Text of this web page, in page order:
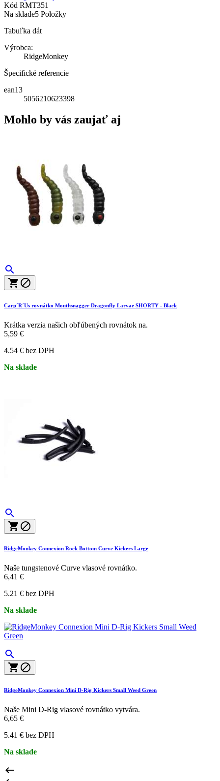
Kód RMT351
Na sklade5 Položky
Tabuľka dát
Výrobca:
RidgeMonkey
Špecifické referencie
ean13
5056210623398
Mohlo by vás zaujať aj

 
Carp´R´Us rovnátko Mouthsnagger Dragonfly Larvae SHORTY - Black
Krátka verzia našich obľúbených rovnátok na.
5,59 €
4.54 € bez DPH
Na sklade

 
RidgeMonkey Connexion Rock Bottom Curve Kickers Large
Naše tungstenové Curve vlasové rovnátko.
6,41 €
5.21 € bez DPH
Na sklade

 
RidgeMonkey Connexion Mini D-Rig Kickers Small Weed Green
Naše Mini D-Rig vlasové rovnátko vytvára.
6,65 €
5.41 € bez DPH
Na sklade
